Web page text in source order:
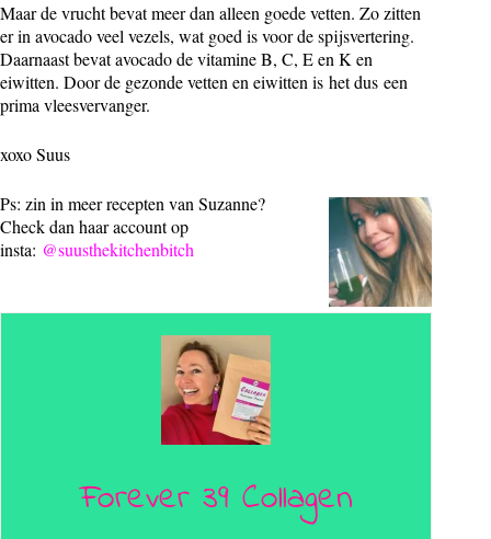
Maar de vrucht bevat meer dan alleen goede vetten. Zo zitten
er in avocado veel vezels, wat goed is voor de spijsvertering.
Daarnaast bevat avocado de vitamine B, C, E en K en
eiwitten. Door de gezonde vetten en eiwitten is het dus een
prima vleesvervanger.
xoxo Suus
Ps: zin in meer recepten van Suzanne?
Check dan haar account op
insta: @suusthekitchenbitch
Forever 39 Collagen